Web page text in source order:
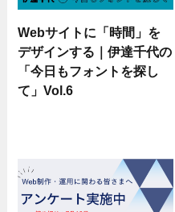
Webサイトに「時間」を
デザインする｜伊達千代の
「今日もフォントを探し
て」Vol.6